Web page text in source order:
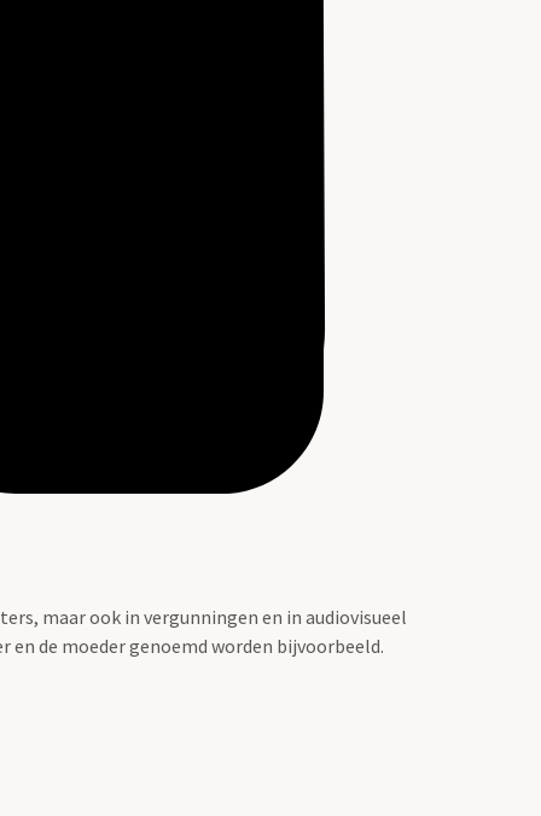
maar ook in vergunningen en in audiovisueel
en de moeder genoemd worden bijvoorbeeld.